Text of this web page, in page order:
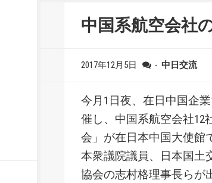
中国系航空会社
2017年12月5日 - 中日交流
今月1日夜、在日中国企
催し、中国系航空会社12
会」が在日本中国大使館
本衆議院議員、日本国土
協会の志村格理事長らが